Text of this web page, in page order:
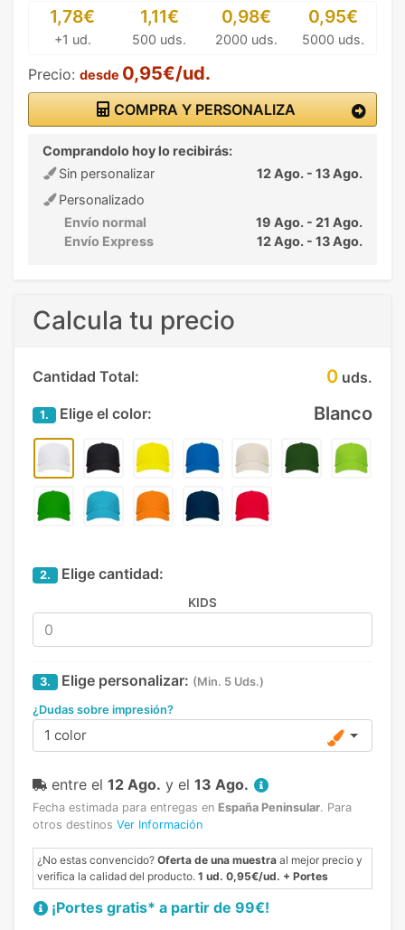
1,78€
+1 ud.
1,11€
500 uds.
0,98€
2000 uds.
0,95€
5000 uds.
Precio: desde 0,95€/ud.
COMPRA Y PERSONALIZA
Comprandolo hoy lo recibirás:
Sin personalizar
12 Ago. - 13 Ago.
Personalizado
Envío normal
19 Ago. - 21 Ago.
Envío Express
12 Ago. - 13 Ago.
Calcula tu precio
Cantidad Total: 0 uds.
1. Elige el color: Blanco
2. Elige cantidad:
KIDS
3. Elige personalizar: (Min. 5 Uds.)
¿Dudas sobre impresión?
1 color
entre el 12 Ago. y el 13 Ago.
Fecha estimada para entregas en España Peninsular. Para
otros destinos Ver Información
¿No estas convencido? Oferta de una muestra al mejor precio y
verifica la calidad del producto. 1 ud. 0,95€/ud. + Portes
¡Portes gratis* a partir de 99€!